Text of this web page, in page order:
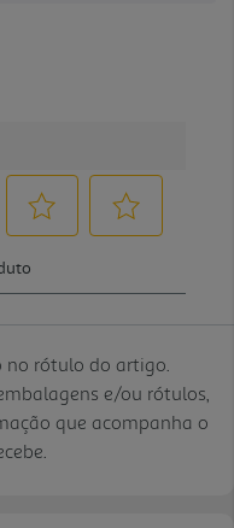
rótulo do artigo.
e/ou rótulos,
que acompanha o